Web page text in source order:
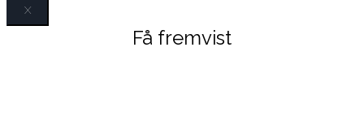
X
Få fremvist